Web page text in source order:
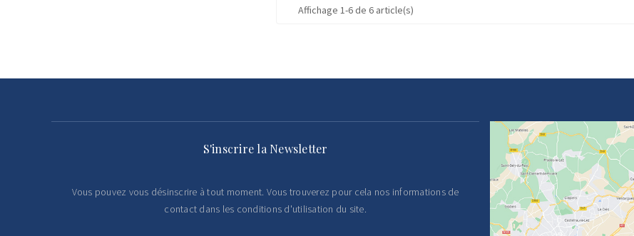
Affichage 1-6 de 6 article(s)
S'inscrire la Newsletter
Vous pouvez vous désinscrire à tout moment. Vous trouverez pour cela nos informations de
contact dans les conditions d'utilisation du site.